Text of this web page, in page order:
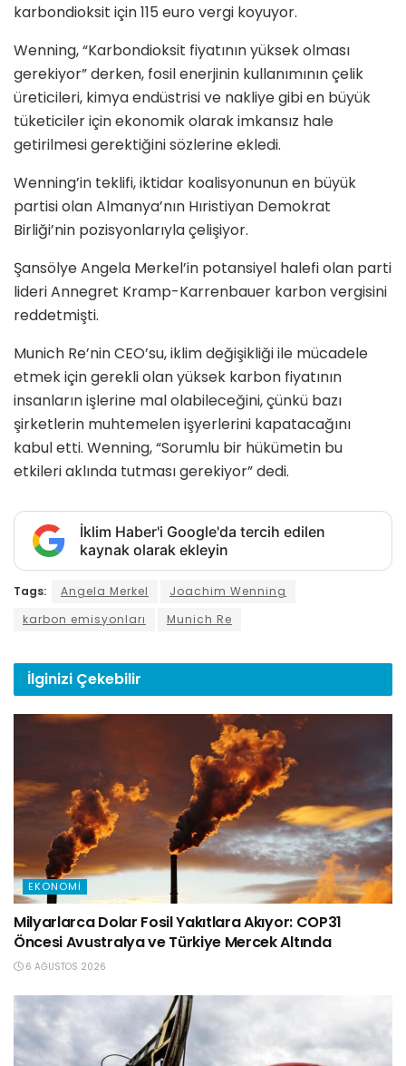
karbondioksit için 115 euro vergi koyuyor.
Wenning, “Karbondioksit fiyatının yüksek olması
gerekiyor” derken, fosil enerjinin kullanımının çelik
üreticileri, kimya endüstrisi ve nakliye gibi en büyük
tüketiciler için ekonomik olarak imkansız hale
getirilmesi gerektiğini sözlerine ekledi.
Wenning’in teklifi, iktidar koalisyonunun en büyük
partisi olan Almanya’nın Hıristiyan Demokrat
Birliği’nin pozisyonlarıyla çelişiyor.
Şansölye Angela Merkel’in potansiyel halefi olan parti
lideri Annegret Kramp-Karrenbauer karbon vergisini
reddetmişti.
Munich Re’nin CEO’su, iklim değişikliği ile mücadele
etmek için gerekli olan yüksek karbon fiyatının
insanların işlerine mal olabileceğini, çünkü bazı
şirketlerin muhtemelen işyerlerini kapatacağını
kabul etti. Wenning, “Sorumlu bir hükümetin bu
etkileri aklında tutması gerekiyor” dedi.
İklim Haber'i Google'da tercih edilen
kaynak olarak ekleyin
Tags: Angela Merkel
Joachim Wenning
karbon emisyonları
Munich Re
İlginizi Çekebilir
EKONOMI
Milyarlarca Dolar Fosil Yakıtlara Akıyor: COP31
Öncesi Avustralya ve Türkiye Mercek Altında
6 AĞUSTOS 2026